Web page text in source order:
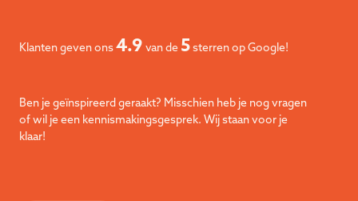
Klanten geven ons 4.9 van de 5 sterren op Google!
Ben je geïnspireerd geraakt? Misschien heb je nog vragen
of wil je een kennismakingsgesprek. Wij staan voor je
klaar!